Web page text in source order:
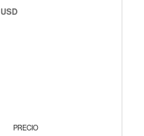
USD
PRECIO